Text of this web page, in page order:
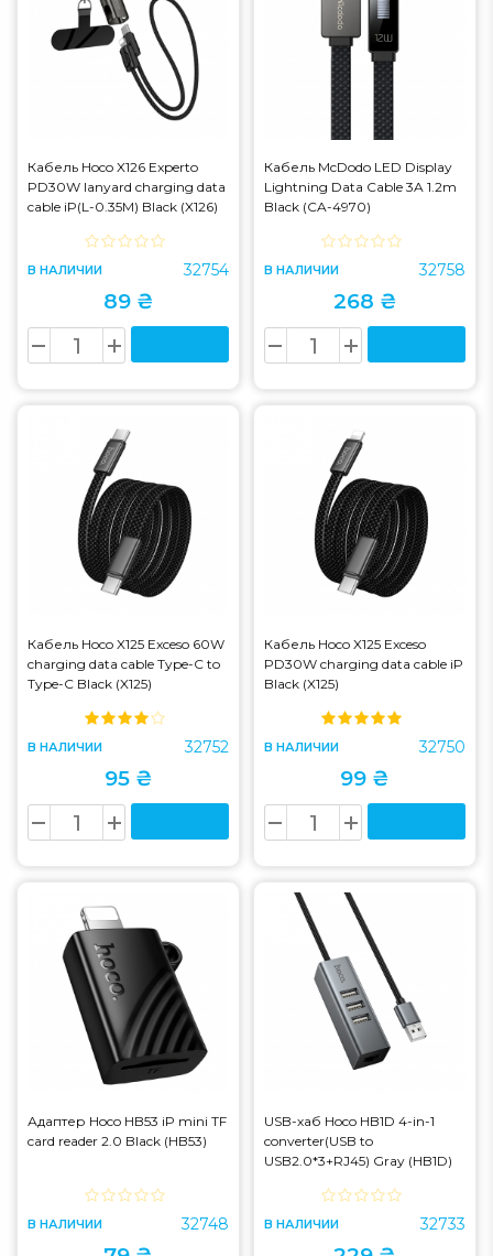
Кабель Hoco X126 Experto
PD30W lanyard charging data
cable iP(L-0.35M) Black (X126)
В НАЛИЧИИ 32754
89 ₴
Кабель McDodo LED Display
Lightning Data Cable 3A 1.2m
Black (CA-4970)
В НАЛИЧИИ 32758
268 ₴
Кабель Hoco X125 Exceso 60W
charging data cable Type-C to
Type-C Black (X125)
В НАЛИЧИИ 32752
95 ₴
Кабель Hoco X125 Exceso
PD30W charging data cable iP
Black (X125)
В НАЛИЧИИ 32750
99 ₴
Адаптер Hoco HB53 iP mini TF
card reader 2.0 Black (HB53)
В НАЛИЧИИ 32748
USB-хаб Hoco HB1D 4-in-1
converter(USB to
USB2.0*3+RJ45) Gray (HB1D)
В НАЛИЧИИ 32733